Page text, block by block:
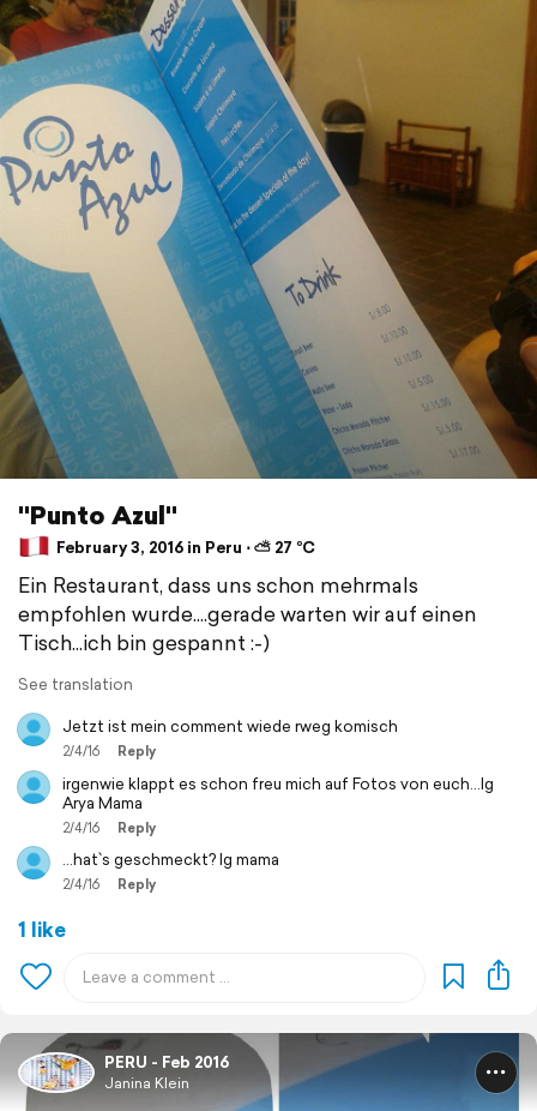
"Punto Azul"
February 3, 2016 in Peru ⋅ ⛅ 27 °C
Ein Restaurant, dass uns schon mehrmals
empfohlen wurde....gerade warten wir auf einen
Tisch...ich bin gespannt :-)
See translation
Jetzt ist mein comment wiede rweg komisch
2/4/16 Reply
irgenwie klappt es schon freu mich auf Fotos von euch...lg
Arya Mama
2/4/16 Reply
...hat`s geschmeckt? lg mama
2/4/16 Reply
1 like
PERU - Feb 2016
Janina Klein